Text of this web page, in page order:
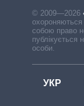
© 2009—2026
охороняються
собою право
публікується
особи.
УКР